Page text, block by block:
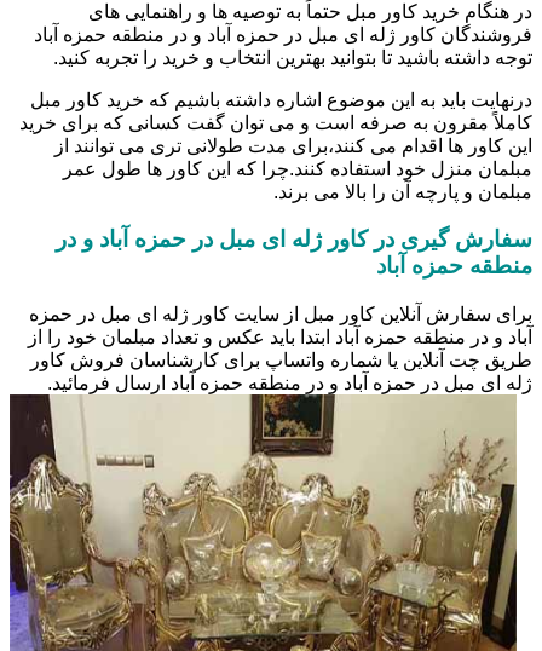
در هنگام خرید کاور مبل حتماً به توصیه ها و راهنمایی های
فروشندگان کاور ژله ای مبل در حمزه آباد و در منطقه حمزه آباد
توجه داشته باشید تا بتوانید بهترین انتخاب و خرید را تجربه کنید.
درنهایت باید به این موضوع اشاره داشته باشیم که خرید کاور مبل
کاملاً مقرون به صرفه است و می توان گفت کسانی که برای خرید
این کاور ها اقدام می کنند،برای مدت طولانی تری می توانند از
مبلمان منزل خود استفاده کنند.چرا که این کاور ها طول عمر
مبلمان و پارچه آن را بالا می برند.
سفارش گیری در کاور ژله ای مبل در حمزه آباد و در
منطقه حمزه آباد
برای سفارش آنلاین کاور مبل از سایت کاور ژله ای مبل در حمزه
آباد و در منطقه حمزه آباد ابتدا باید عکس و تعداد مبلمان خود را از
طریق چت آنلاین یا شماره واتساپ برای کارشناسان فروش کاور
ژله ای مبل در حمزه آباد و در منطقه حمزه آباد ارسال فرمائید.